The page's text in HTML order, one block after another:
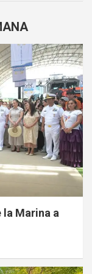
la Marina a